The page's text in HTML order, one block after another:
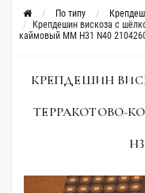
По типу
Крепдешин вискоза с
каймовый MM H31 N40
КРЕПДЕШИН
ТЕРРАКОТОВО-